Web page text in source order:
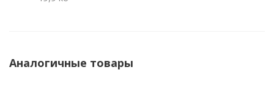
Аналогичные товары